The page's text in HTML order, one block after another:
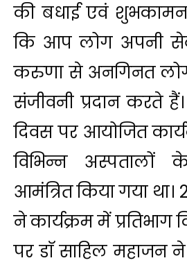
की बधाई एवं
कि आप लोग अपनी
करुणा से अनगिनत
संजीवनी प्रदान करते हैं।
दिवस पर आयोजित
विभिन्न अस्पतालों
आमंत्रित किया गया था।
ने कार्यक्रम में प्रतिभाग
पर डाॅ साहिल महाजन